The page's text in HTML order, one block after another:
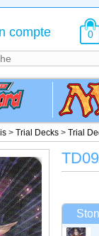
> Trial Decks > Trial
compte 0